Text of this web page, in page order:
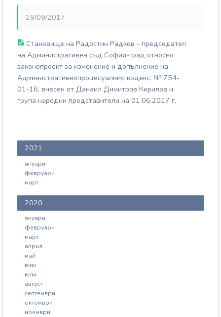
19/09/2017
Становище на Радостин Радков - председател
на Административен съд София-град относно
законопроект за изменение и допълнение на
Административнопроцесуалния кодекс, № 754-
01-16, внесен от Данаил Димитров Кирилов и
група народни представители на 01.06.2017 г.
2021
януари
февруари
март
2020
януари
февруари
март
април
май
юни
юли
август
септември
октомври
ноември